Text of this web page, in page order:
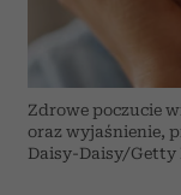
Zdrowe poczucie
oraz wyjaśnienie,
Daisy-Daisy/Getty